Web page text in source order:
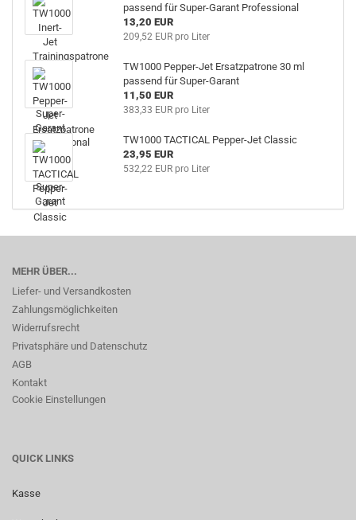
passend für Super-Garant Professional
13,20 EUR
209,52 EUR pro Liter
TW1000 Pepper-Jet Ersatzpatrone 30 ml
passend für Super-Garant
11,50 EUR
383,33 EUR pro Liter
TW1000 TACTICAL Pepper-Jet Classic
23,95 EUR
532,22 EUR pro Liter
MEHR ÜBER...
Liefer- und Versandkosten
Zahlungsmöglichkeiten
Widerrufsrecht
Privatsphäre und Datenschutz
AGB
Kontakt
Cookie Einstellungen
QUICK LINKS
Kasse